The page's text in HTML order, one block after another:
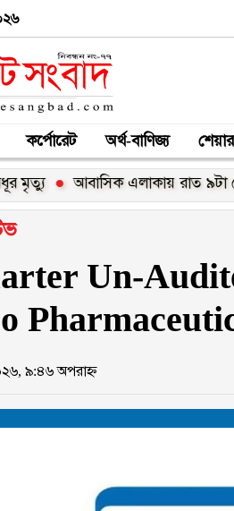
কর্পোরেট অর্থ-বাণিজ্য
আবাসিক এলাকায় রাত ৯টা থেকে
Un-
৯:৪৬ অপরাহ্ন